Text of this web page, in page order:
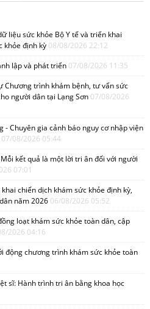
liệu sức khỏe Bộ Y tế và triển khai
khỏe định kỳ 08/08/2026 22:12
lập và phát triển 07/08/2026 11:35
Chương trình khám bệnh, tư vấn sức
người dân tại Lạng Sơn 07/08/2026
- Chuyên gia cảnh báo nguy cơ nhập viện
07/08/2026 05:44
kết quả là một lời tri ân đối với người
07:01
chiến dịch khám sức khỏe định kỳ,
năm 2026 06/08/2026 05:52
loạt khám sức khỏe toàn dân, cập
2026 04:16
động chương trình khám sức khỏe toàn
sĩ: Hành trình tri ân bằng khoa học